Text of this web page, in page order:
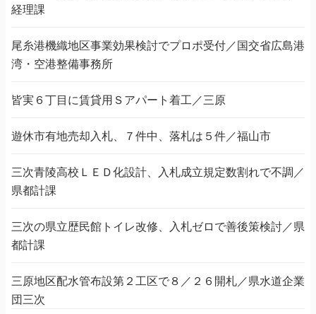
経理課
尾糸港機織地区事業効果検討でプロポ受付／国交省広島港
湾・空港整備事務所
皆実６丁目に賃貸用Ｓアパート着工／三原
遊休市有地売却入札、７件中、落札は５件／福山市
三次青陵高校ＬＥＤ化設計、入札成立規定数割れで不調／
県都計課
三次の県立歴民館トイレ改修、入札ゼロで善後策検討／県
都計課
三原地区配水管布設第２工区で８／２６開札／県水道企業
団三次